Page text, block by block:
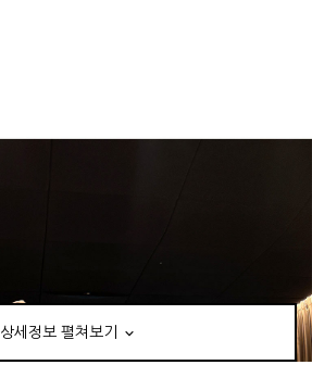
상세정보 펼쳐보기